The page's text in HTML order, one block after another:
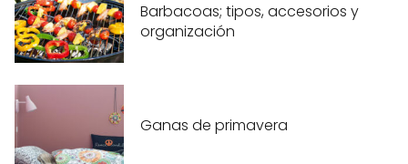
Barbacoas; tipos, accesorios y
organización
Ganas de primavera